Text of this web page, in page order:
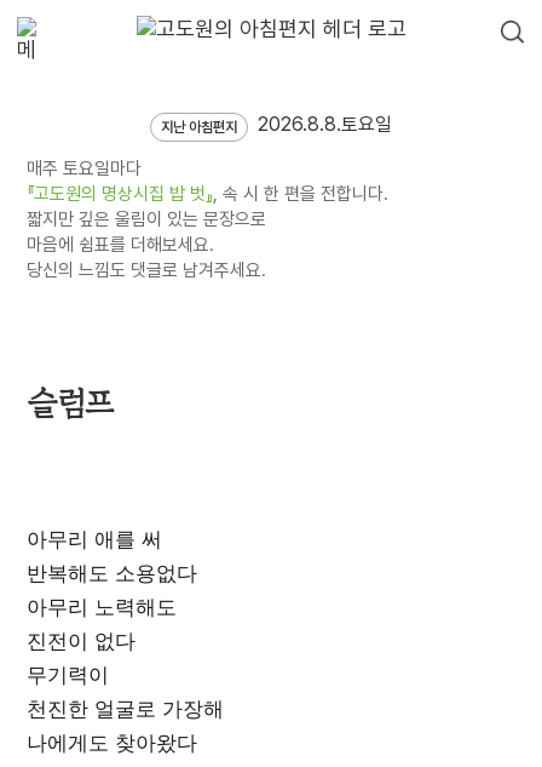
지난 아침편지 2026.8.8.토요일
매주 토요일마다
『고도원의 명상시집 밥 벗』, 속 시 한 편을 전합니다.
짧지만 깊은 울림이 있는 문장으로
마음에 쉼표를 더해보세요.
당신의 느낌도 댓글로 남겨주세요.
슬럼프
아무리 애를 써
반복해도 소용없다
아무리 노력해도
진전이 없다
무기력이
천진한 얼굴로 가장해
나에게도 찾아왔다